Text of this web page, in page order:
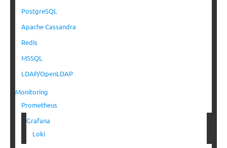
PostgreSQL
Apache Cassandra
Redis
MSSQL
LDAP/OpenLDAP
Monitoring
Prometheus
Grafana
Loki